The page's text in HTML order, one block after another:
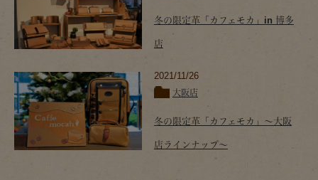
冬の限定革「カフェモカ」in 博多
店
2021/11/26
大阪店
冬の限定革「カフェモカ」～大阪
店ラインナップ～